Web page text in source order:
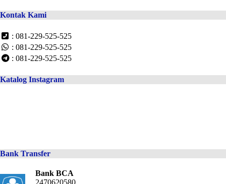
Kontak Kami
: 081-229-525-525
: 081-229-525-525
: 081-229-525-525
Katalog Instagram
Bank Transfer
Bank BCA